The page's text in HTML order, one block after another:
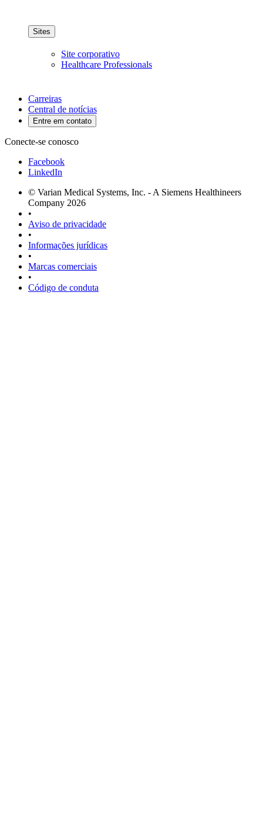
Sites
Site corporativo
Healthcare Professionals
Carreiras
Central de notícias
Entre em contato
Conecte-se conosco
Facebook
LinkedIn
© Varian Medical Systems, Inc. - A Siemens Healthineers
Company 2026
•
Aviso de privacidade
•
Informações jurídicas
•
Marcas comerciais
•
Código de conduta